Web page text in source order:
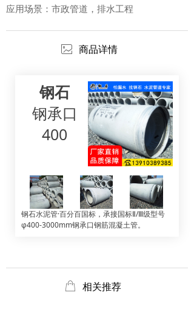
应用场景：市政管道，排水工程
商品详情
钢石
钢承口
400
钢石水泥管·百分百国标，承接国标Ⅱ/Ⅲ级型号
φ400-3000mm钢承口钢筋混凝土管。
ꂈ
ꂆ 相关推荐